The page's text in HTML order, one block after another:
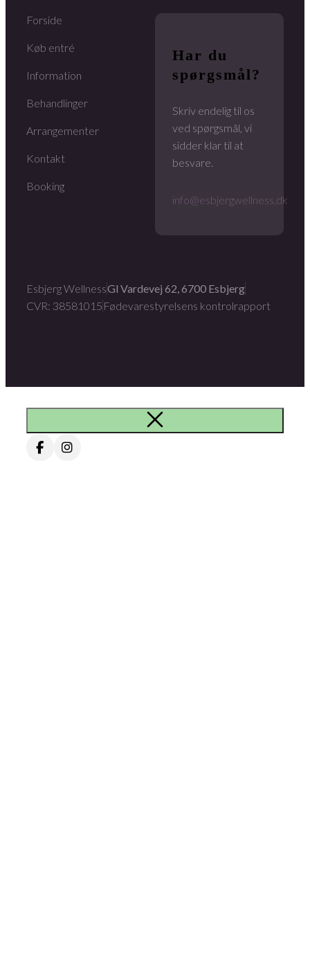
Forside
Køb entré
Information
Behandlinger
Arrangementer
Kontakt
Booking
Har du
spørgsmål?
Skriv endelig til os
ved spørgsmål, vi
sidder klar til at
besvare.
info@esbjergwellness.dk
Esbjerg WellnessGl Vardevej 62, 6700 Esbjerg
CVR: 38581015 Fødevarestyrelsens kontrolrapport